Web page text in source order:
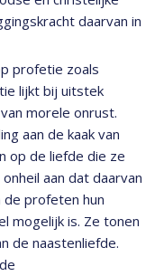
daarvan in
profetie zoals
lijkt bij uitstek
morele onrust.
aan de kaak van
op de liefde die ze
aan dat daarvan
de profeten hun
mogelijk is. Ze tonen
de naastenliefde.